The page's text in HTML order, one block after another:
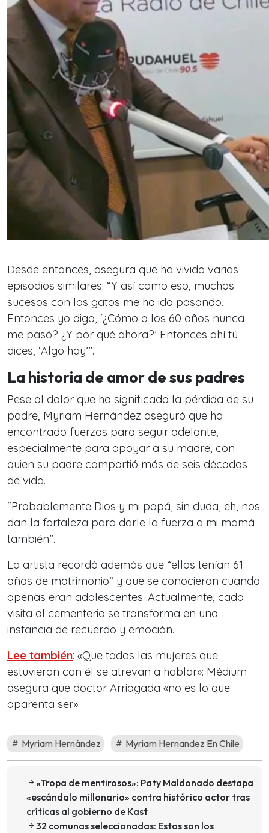
Desde entonces, asegura que ha vivido varios
episodios similares. “Y así como eso, muchos
sucesos con los gatos me ha ido pasando.
Entonces yo digo, ‘¿Cómo a los 60 años nunca
me pasó? ¿Y por qué ahora?’ Entonces ahí tú
dices, ‘Algo hay’”.
La historia de amor de sus padres
Pese al dolor que ha significado la pérdida de su
padre, Myriam Hernández aseguró que ha
encontrado fuerzas para seguir adelante,
especialmente para apoyar a su madre, con
quien su padre compartió más de seis décadas
de vida.
“Probablemente Dios y mi papá, sin duda, eh, nos
dan la fortaleza para darle la fuerza a mi mamá
también”.
La artista recordó además que “ellos tenían 61
años de matrimonio” y que se conocieron cuando
apenas eran adolescentes. Actualmente, cada
visita al cementerio se transforma en una
instancia de recuerdo y emoción.
Lee también: «Que todas las mujeres que
estuvieron con él se atrevan a hablar»: Médium
asegura que doctor Arriagada «no es lo que
aparenta ser»
Myriam Hernández Myriam Hernandez En Chile
«Tropa de mentirosos»: Paty Maldonado destapa
«escándalo millonario» contra histórico actor tras
críticas al gobierno de Kast
32 comunas seleccionadas: Estos son los